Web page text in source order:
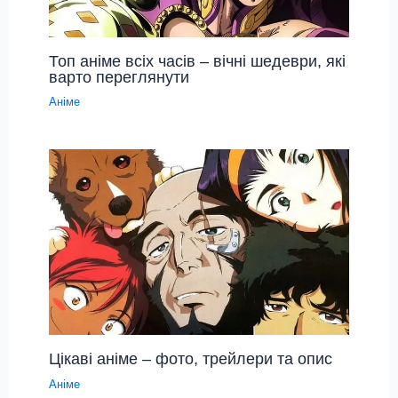
Топ аніме всіх часів – вічні шедеври, які
варто переглянути
Аніме
Цікаві аніме – фото, трейлери та опис
Аніме